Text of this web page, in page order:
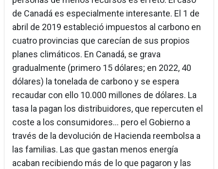
de Canadá es especialmente interesante. El 1 de
abril de 2019 estableció impuestos al carbono en
cuatro provincias que carecían de sus propios
planes climáticos. En Canadá, se grava
gradualmente (primero 15 dólares; en 2022, 40
dólares) la tonelada de carbono y se espera
recaudar con ello 10.000 millones de dólares. La
tasa la pagan los distribuidores, que repercuten el
coste a los consumidores… pero el Gobierno a
través de la devolución de Hacienda reembolsa a
las familias. Las que gastan menos energía
acaban recibiendo más de lo que pagaron y las